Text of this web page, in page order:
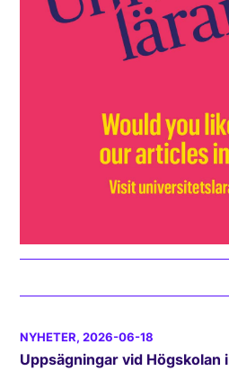
NYHETER, 2026-06-18
Uppsägningar vid Högskolan i